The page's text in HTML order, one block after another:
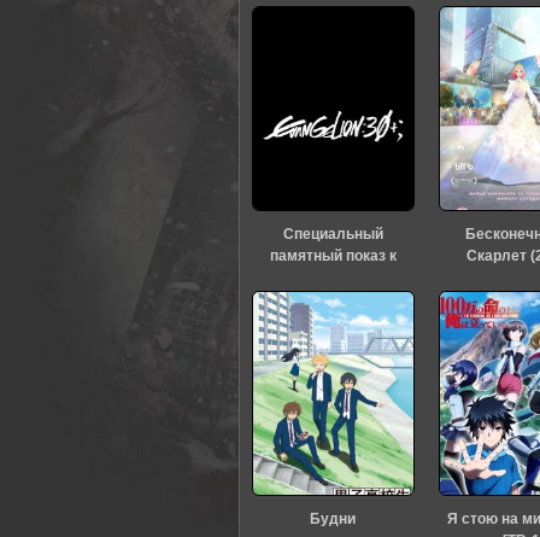
Специальный
памятный показ к
«Евангелиона» (2026)
Скарлет
Будни
Я стою на